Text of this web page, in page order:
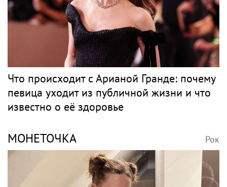
Что происходит с Арианой Гранде: почему
певица уходит из публичной жизни и что
известно о её здоровье
МОНЕТОЧКА Рок